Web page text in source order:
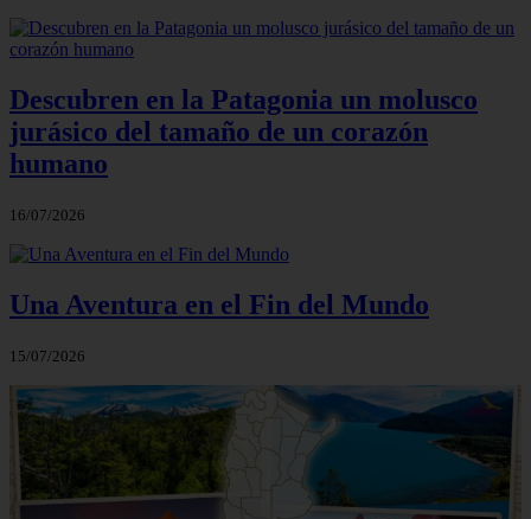
Descubren en la Patagonia un molusco
jurásico del tamaño de un corazón
humano
16/07/2026
Una Aventura en el Fin del Mundo
15/07/2026